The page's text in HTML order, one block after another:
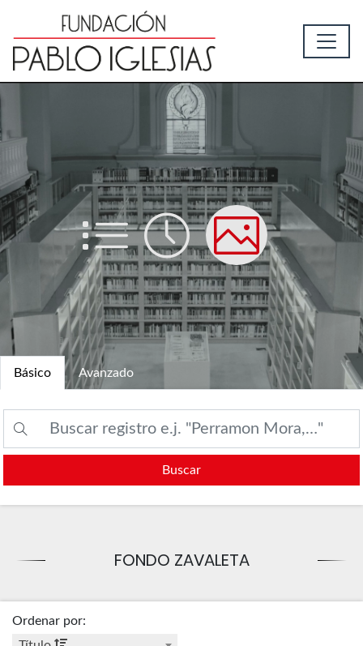
List Time Picture
Básico Avanzado
Buscar
FONDO ZAVALETA
Ordenar por: